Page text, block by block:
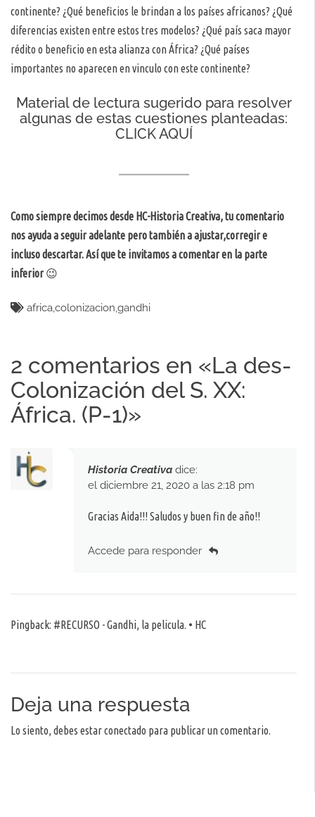
continente? ¿Qué beneficios le brindan a los países africanos? ¿Qué
diferencias existen entre estos tres modelos? ¿Qué país saca mayor
rédito o beneficio en esta alianza con África? ¿Qué países
importantes no aparecen en vinculo con este continente?
Material de lectura sugerido para resolver
algunas de estas cuestiones planteadas:
CLICK AQUÍ
Como siempre decimos desde HC-Historia Creativa, tu comentario
nos ayuda a seguir adelante pero también a ajustar,corregir e
incluso descartar. Así que te invitamos a comentar en la parte
inferior😉
africa,colonizacion,gandhi
2 comentarios en «La des-
Colonización del S. XX:
África. (P-1)»
Historia Creativa dice:
el diciembre 21, 2020 a las 2:18 pm
Gracias Aida!!! Saludos y buen fin de año!!
Accede para responder
Pingback: #RECURSO - Gandhi, la pelicula. • HC
Deja una respuesta
Lo siento, debes estarconectado para publicar un comentario.